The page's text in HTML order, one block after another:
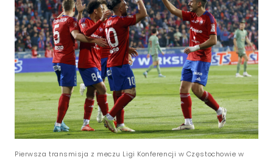
Pierwsza transmisja z meczu Ligi Konferencji w Częstochowie w